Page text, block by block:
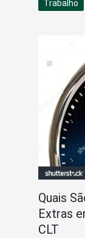
Trabalho
Quais
Extras
CLT